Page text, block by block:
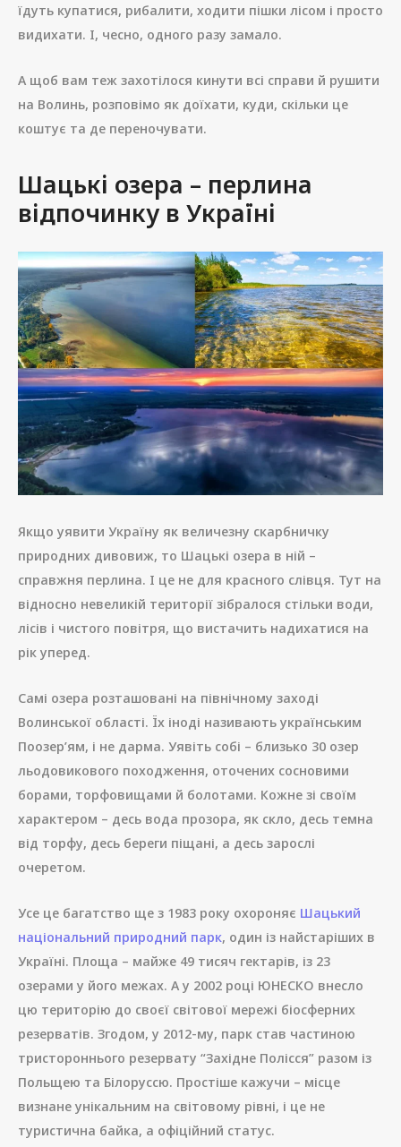
їдуть купатися, рибалити, ходити пішки лісом і просто
видихати. І, чесно, одного разу замало.
А щоб вам теж захотілося кинути всі справи й рушити
на Волинь, розповімо як доїхати, куди, скільки це
коштує та де переночувати.
Шацькі озера – перлина
відпочинку в Україні
Якщо уявити Україну як величезну скарбничку
природних дивовиж, то Шацькі озера в ній –
справжня перлина. І це не для красного слівця. Тут на
відносно невеликій території зібралося стільки води,
лісів і чистого повітря, що вистачить надихатися на
рік уперед.
Самі озера розташовані на північному заході
Волинської області. Їх іноді називають українським
Поозер’ям, і не дарма. Уявіть собі – близько 30 озер
льодовикового походження, оточених сосновими
борами, торфовищами й болотами. Кожне зі своїм
характером – десь вода прозора, як скло, десь темна
від торфу, десь береги піщані, а десь зарослі
очеретом.
Усе це багатство ще з 1983 року охороняє Шацький
національний природний парк, один із найстаріших в
Україні. Площа – майже 49 тисяч гектарів, із 23
озерами у його межах. А у 2002 році ЮНЕСКО внесло
цю територію до своєї світової мережі біосферних
резерватів. Згодом, у 2012-му, парк став частиною
тристороннього резервату “Західне Полісся” разом із
Польщею та Білоруссю. Простіше кажучи – місце
визнане унікальним на світовому рівні, і це не
туристична байка, а офіційний статус.